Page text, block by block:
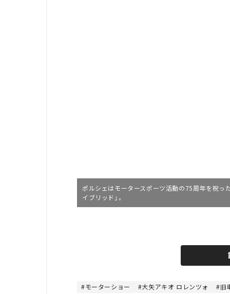
ポルシェはモータースポーツ活動の75周年を祝っ
イブリッド」。
5
.
モーターショー 大矢アキオ ロレンツォ 旧